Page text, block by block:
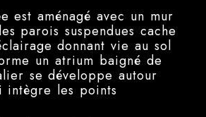
est aménagé avec un mur
parois suspendues cache
donnant vie au sol
un atrium baigné de
se développe autour
intègre les points